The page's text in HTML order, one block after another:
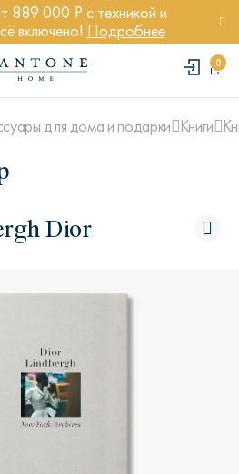
889 000 ₽ с техникой и
включено! Подробнее
0
для дома и подарки Книги
Dior